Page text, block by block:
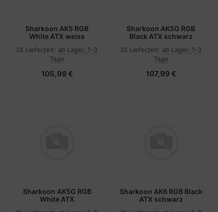
Sharkoon AK5 RGB
White ATX weiss
Lieferzeit: ab Lager, 1-3
Tage
105,99 €
Sharkoon AK5G RGB
Black ATX schwarz
Lieferzeit: ab Lager, 1-3
Tage
107,99 €
Sharkoon AK5G RGB
White ATX
Sharkoon AK6 RGB Black
ATX schwarz